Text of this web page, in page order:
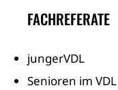
FACHREFERATE
jungerVDL
Senioren im VDL